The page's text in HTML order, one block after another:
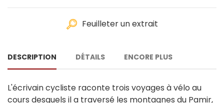
Feuilleter un extrait
DESCRIPTION DÉTAILS ENCORE PLUS
L'écrivain cycliste raconte trois voyages à vélo au
cours desquels il a traversé les montagnes du Pamir,